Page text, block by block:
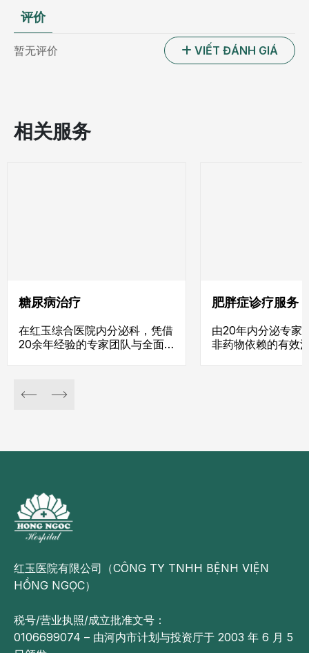
评价
暂无评价 VIẾT ĐÁNH GIÁ
相关服务
糖尿病治疗
在红玉综合医院内分泌科，凭借
20余年经验的专家团队与全面
肥胖症诊疗服务
由20年内分泌专家
非药物依赖的有效
红玉医院有限公司（CÔNG TY TNHH BỆNH VIỆN
HỒNG NGỌC）
税号/营业执照/成立批准文号：
0106699074 – 由河内市计划与投资厅于 2003 年 6 月 5